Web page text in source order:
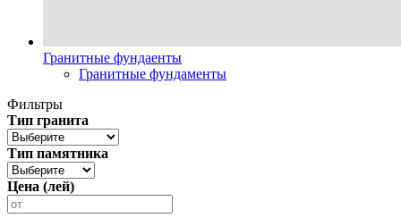
Гранитные фундаенты
Гранитные фундаменты
Фильтры
Тип гранита
Тип памятника
Цена (лей)